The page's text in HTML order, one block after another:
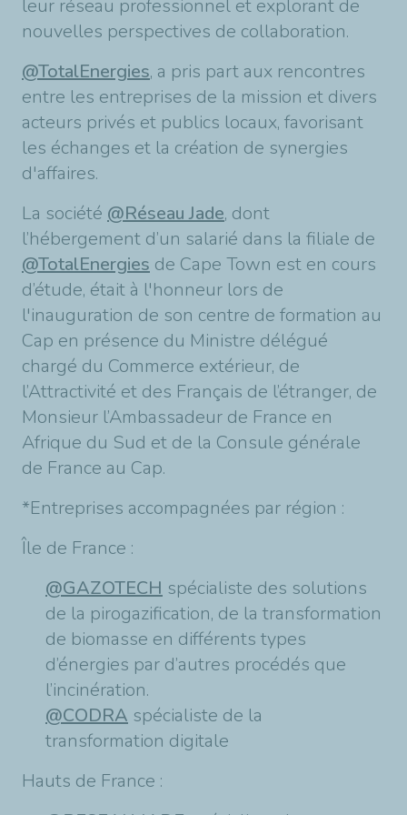
leur réseau professionnel et explorant de
nouvelles perspectives de collaboration.
@TotalEnergies, a pris part aux rencontres
entre les entreprises de la mission et divers
acteurs privés et publics locaux, favorisant
les échanges et la création de synergies
d'affaires.
La société @Réseau Jade, dont
l’hébergement d’un salarié dans la filiale de
@TotalEnergies de Cape Town est en cours
d’étude, était à l'honneur lors de
l'inauguration de son centre de formation au
Cap en présence du Ministre délégué
chargé du Commerce extérieur, de
l’Attractivité et des Français de l’étranger, de
Monsieur l’Ambassadeur de France en
Afrique du Sud et de la Consule générale
de France au Cap.
*Entreprises accompagnées par région :
Île de France :
@GAZOTECH spécialiste des solutions
de la pirogazification, de la transformation
de biomasse en différents types
d’énergies par d’autres procédés que
l’incinération.
@CODRA spécialiste de la
transformation digitale
Hauts de France :